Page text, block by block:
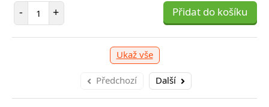
- Počet položek
+ Přidat do košíku
Ukaž vše
Předchozí Další
položek
+ Přidat do košíku -
položek Přidat do košíku -